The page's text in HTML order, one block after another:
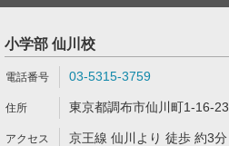
小学部 仙川校
03-5315-3759
東京都調布市仙川町1-16-23
京王線 仙川より 徒歩 約3分